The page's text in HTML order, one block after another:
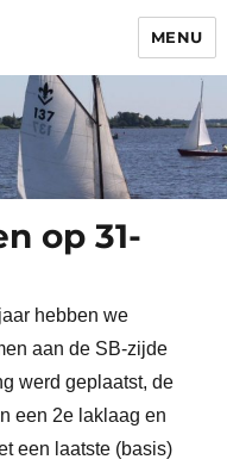
MENU
op 31-
hebben we
aan de SB-zijde
werd geplaatst, de
een 2e laklaag en
een laatste (basis)